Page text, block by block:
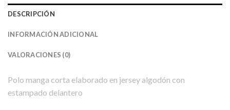
DESCRIPCIÓN
INFORMACIÓN ADICIONAL
VALORACIONES (0)
Polo manga corta elaborado en jersey algodón con
estampado delantero